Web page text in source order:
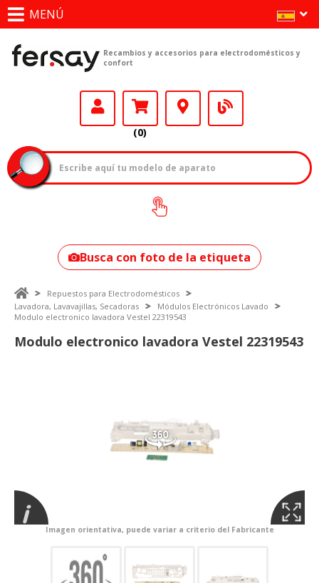
MENÚ
Recambios y accesorios para electrodomésticos y
confort
(0)
¿Cómo encontrar
tu modelo?
Busca con foto de la etiqueta
Repuestos para Electrodomésticos
Lavadora, Lavavajillas, Secadoras
Módulos Electrónicos Lavado
Modulo electronico lavadora Vestel 22319543
Modulo electronico lavadora Vestel 22319543
Imagen orientativa, puede variar a criterio del Fabricante